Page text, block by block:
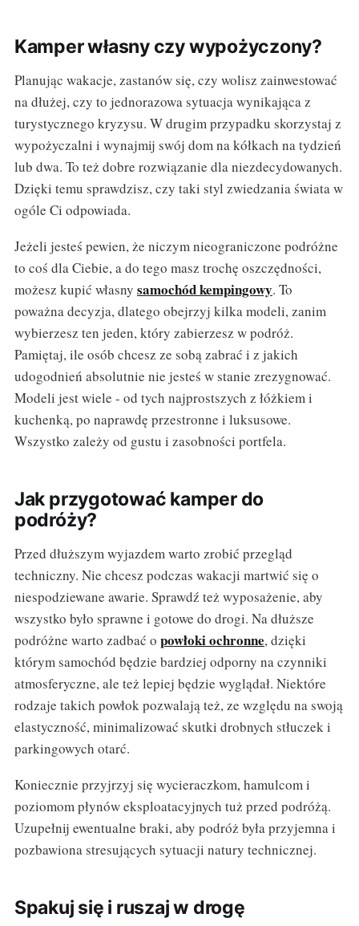
Kamper własny czy wypożyczony?
Planując wakacje, zastanów się, czy wolisz zainwestować
na dłużej, czy to jednorazowa sytuacja wynikająca z
turystycznego kryzysu. W drugim przypadku skorzystaj z
wypożyczalni i wynajmij swój dom na kółkach na tydzień
lub dwa. To też dobre rozwiązanie dla niezdecydowanych.
Dzięki temu sprawdzisz, czy taki styl zwiedzania świata w
ogóle Ci odpowiada.
Jeżeli jesteś pewien, że niczym nieograniczone podróżne
to coś dla Ciebie, a do tego masz trochę oszczędności,
możesz kupić własny samochód kempingowy. To
poważna decyzja, dlatego obejrzyj kilka modeli, zanim
wybierzesz ten jeden, który zabierzesz w podróż.
Pamiętaj, ile osób chcesz ze sobą zabrać i z jakich
udogodnień absolutnie nie jesteś w stanie zrezygnować.
Modeli jest wiele - od tych najprostszych z łóżkiem i
kuchenką, po naprawdę przestronne i luksusowe.
Wszystko zależy od gustu i zasobności portfela.
Jak przygotować kamper do
podróży?
Przed dłuższym wyjazdem warto zrobić przegląd
techniczny. Nie chcesz podczas wakacji martwić się o
niespodziewane awarie. Sprawdź też wyposażenie, aby
wszystko było sprawne i gotowe do drogi. Na dłuższe
podróżne warto zadbać o powłoki ochronne, dzięki
którym samochód będzie bardziej odporny na czynniki
atmosferyczne, ale też lepiej będzie wyglądał. Niektóre
rodzaje takich powłok pozwalają też, ze względu na swoją
elastyczność, minimalizować skutki drobnych stłuczek i
parkingowych otarć.
Koniecznie przyjrzyj się wycieraczkom, hamulcom i
poziomom płynów eksploatacyjnych tuż przed podróżą.
Uzupełnij ewentualne braki, aby podróż była przyjemna i
pozbawiona stresujących sytuacji natury technicznej.
Spakuj się i ruszaj w drogę